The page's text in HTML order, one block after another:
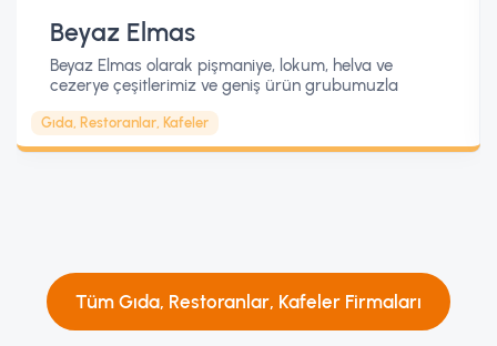
Gıda, Restoranlar, Kafeler
Beyaz Elmas
Beyaz Elmas olarak pişmaniye, lokum, helva ve
cezerye çeşitlerimiz ve geniş ürün grubumuzla
Tüm Gıda, Restoranlar, Kafeler Firmaları